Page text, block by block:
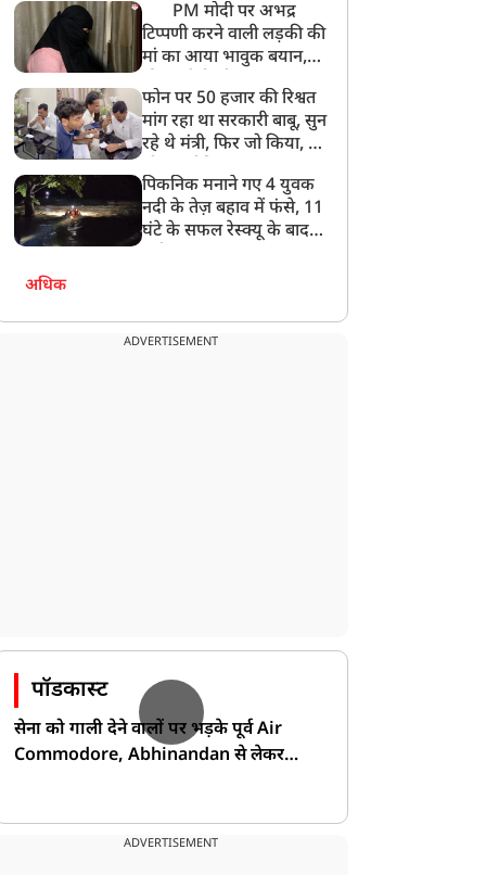
PM मोदी पर अभद्र
टिप्पणी करने वाली लड़की की
मां का आया भावुक बयान,
बेटी को गोद लें प्रधानमंत्री
फोन पर 50 हजार की रिश्वत
मांग रहा था सरकारी बाबू, सुन
रहे थे मंत्री, फिर जो किया, वो
पिकनिक मनाने गए 4 युवक
नदी के तेज़ बहाव में फंसे, 11
घंटे के सफल रेस्क्यू के बाद
अधिक
ADVERTISEMENT
पॉडकास्ट
सेना को गाली देने वालों पर भड़के पूर्व Air
Commodore, Abhinandan से लेकर
ADVERTISEMENT